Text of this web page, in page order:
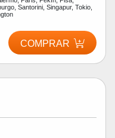
Santorini, Singapur, Tokio,
COMPRAR